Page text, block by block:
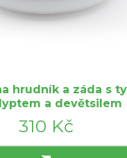
hrudník a záda s
a devětsilem
310 Kč